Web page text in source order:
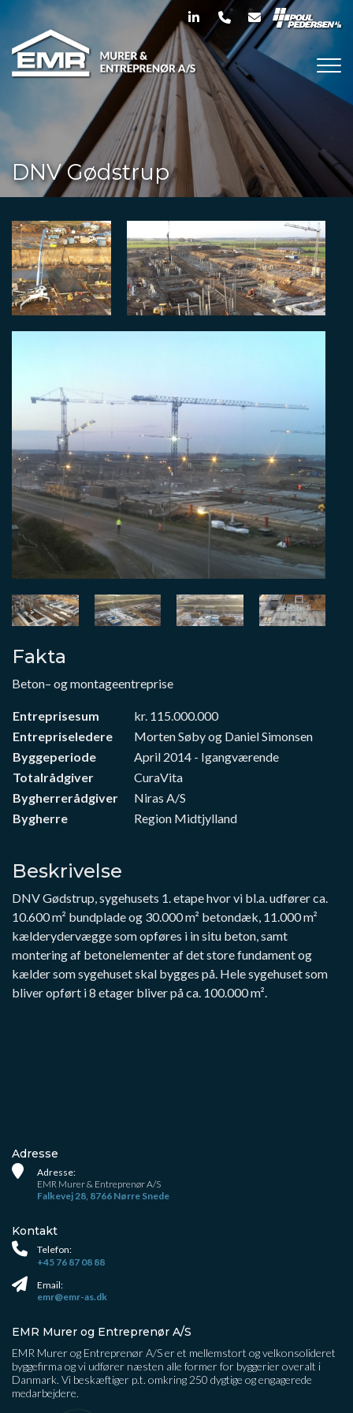
til
hovedindhold
DNV Gødstrup
Fakta
Beton– og montageentreprise
Entreprisesum
kr. 115.000.000
Entrepriseledere
Morten Søby og Daniel Simonsen
Byggeperiode
April 2014 - Igangværende
Totalrådgiver
CuraVita
Bygherrerådgiver
Niras A/S
Bygherre
Region Midtjylland
Beskrivelse
DNV Gødstrup, sygehusets 1. etape hvor vi bl.a. udfører ca.
10.600 m² bundplade og 30.000 m² betondæk, 11.000 m²
kælderydervægge som opføres i in situ beton, samt
montering af betonelementer af det store fundament og
kælder som sygehuset skal bygges på. Hele sygehuset som
bliver opført i 8 etager bliver på ca. 100.000 m².
Adresse
Adresse:
EMR Murer & Entreprenør A/S
Falkevej 28, 8766 Nørre Snede
Kontakt
Telefon:
+45 76 87 08 88
Email:
emr@emr-as.dk
EMR Murer og Entreprenør A/S
EMR Murer og Entreprenør A/S er et mellemstort og velkonsolideret
byggefirma og vi udfører næsten alle former for byggerier overalt i
Danmark. Vi beskæftiger p.t. omkring 250 dygtige og engagerede
medarbejdere.